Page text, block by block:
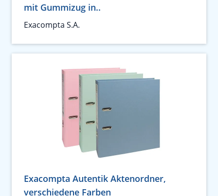
mit Gummizug in..
Exacompta S.A.
Exacompta Autentik Aktenordner,
verschiedene Farben